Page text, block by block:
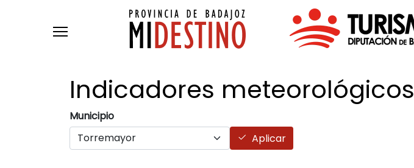
Pasar al contenido principal
Indicadores meteorológicos
Municipio
Aplicar